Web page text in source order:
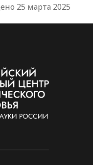
25 марта 2025